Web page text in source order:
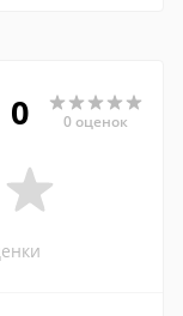
0 0 оценок